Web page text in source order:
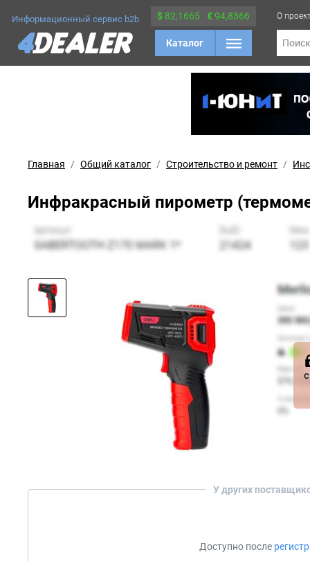
Информационный сервис b2b $ 82,1665 €94,8366
Каталог
О
Поиск
Главная Общий каталог Строительство и ремонт
Инфракрасный пирометр
У других
Доступно после